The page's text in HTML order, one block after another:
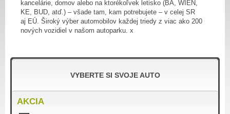
kancelárie, domov alebo na ktorékoľvek letisko (BA, WIEN,
KE, BUD, atď.) – všade tam, kam potrebujete – v celej SR
aj EÚ. Široký výber automobilov každej triedy z viac ako 200
nových vozidiel v našom autoparku. x
VYBERTE SI SVOJE AUTO
AKCIA